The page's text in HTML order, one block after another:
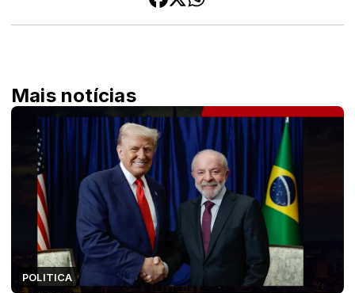
Mais notícias
POLITICA